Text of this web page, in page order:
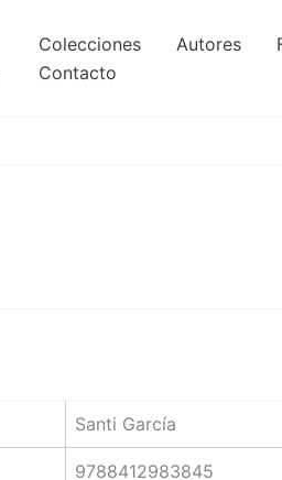
Colecciones Autores
Contacto
Santi García
9788412983845